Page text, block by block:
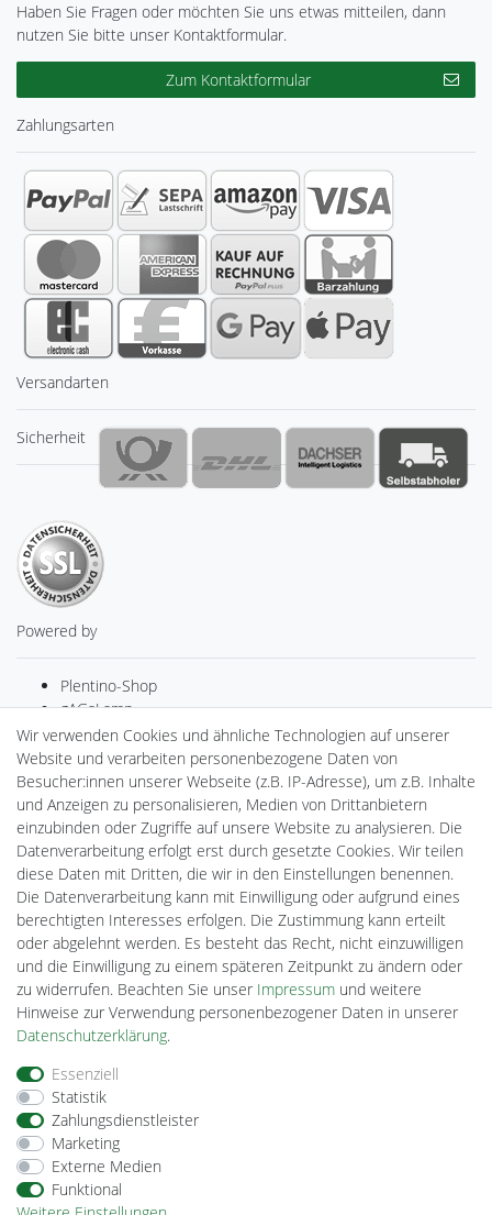
Haben Sie Fragen oder möchten Sie uns etwas mitteilen, dann
nutzen Sie bitte unser Kontaktformular.
Zum Kontaktformular
Zahlungsarten
Versandarten
Sicherheit
Powered by
Plentino-Shop
gAGaLamp
Drohnenstore24
MeinUSB
Batteriespeicher
PlentiSolar
Gebrauchtlicht
Ledkauf
DEYESOLAR
Lightech Connect
CardanLight Europe
FORTIMO LEDs
Cardanlight-Shop
Wallbox24
Impressum
Barrierefreiheitserklärung
Wir verwenden Cookies und ähnliche Technologien auf unserer
Website und verarbeiten personenbezogene Daten von
Besucher:innen unserer Webseite (z.B. IP-Adresse), um z.B. Inhalte
und Anzeigen zu personalisieren, Medien von Drittanbietern
einzubinden oder Zugriffe auf unsere Website zu analysieren. Die
Datenverarbeitung erfolgt erst durch gesetzte Cookies. Wir teilen
diese Daten mit Dritten, die wir in den Einstellungen benennen.
Die Datenverarbeitung kann mit Einwilligung oder aufgrund eines
berechtigten Interesses erfolgen. Die Zustimmung kann erteilt
oder abgelehnt werden. Es besteht das Recht, nicht einzuwilligen
und die Einwilligung zu einem späteren Zeitpunkt zu ändern oder
zu widerrufen. Beachten Sie unser Impressum und weitere
Hinweise zur Verwendung personenbezogener Daten in unserer
Daten­schutz­erklärung.
Essenziell
Statistik
Zahlungsdienstleister
Marketing
Externe Medien
Funktional